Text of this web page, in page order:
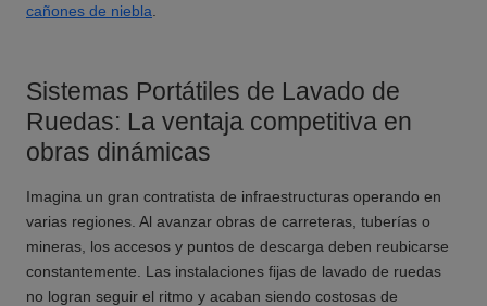
cañones de niebla
Sistemas Portátiles de Lavado de
Ruedas: La ventaja competitiva en
obras dinámicas
Imagina un gran contratista de infraestructuras operando en
varias regiones. Al avanzar obras de carreteras, tuberías o
mineras, los accesos y puntos de descarga deben reubicarse
constantemente. Las instalaciones fijas de lavado de ruedas
no logran seguir el ritmo y acaban siendo costosas de